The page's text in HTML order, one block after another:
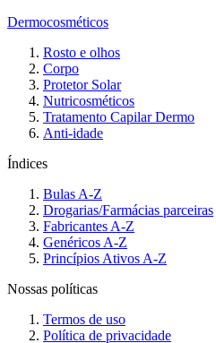
Dermocosméticos
Rosto e olhos
Corpo
Protetor Solar
Nutricosméticos
Tratamento Capilar Dermo
Anti-idade
Índices
Bulas A-Z
Drogarias/Farmácias parceiras
Fabricantes A-Z
Genéricos A-Z
Princípios Ativos A-Z
Nossas políticas
Termos de uso
Política de privacidade